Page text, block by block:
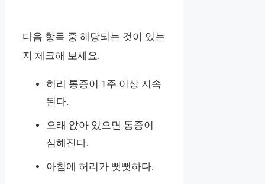
다음 항목 중 해당되는 것이 있는
지 체크해 보세요.
허리 통증이 1주 이상 지속
된다.
오래 앉아 있으면 통증이
심해진다.
아침에 허리가 뻣뻣하다.